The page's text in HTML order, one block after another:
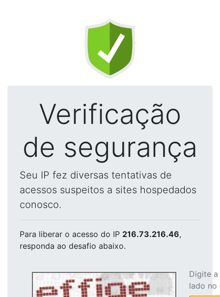
Verificação
de segurança
Seu IP fez diversas tentativas de
acessos suspeitos a sites hospedados
conosco.
Para liberar o acesso do IP 216.73.216.46,
responda ao desafio abaixo.
Digite
lado no